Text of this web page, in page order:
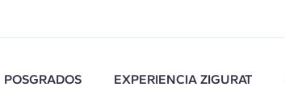
POSGRADOS EXPERIENCIA ZIGURAT